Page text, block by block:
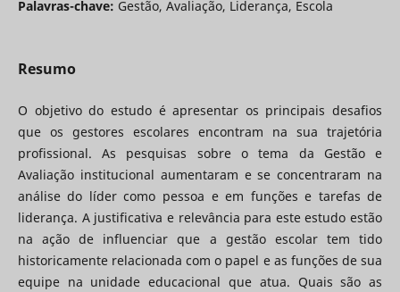
Palavras-chave: Gestão, Avaliação, Liderança, Escola
Resumo
O objetivo do estudo é apresentar os principais desafios
que os gestores escolares encontram na sua trajetória
profissional. As pesquisas sobre o tema da Gestão e
Avaliação institucional aumentaram e se concentraram na
análise do líder como pessoa e em funções e tarefas de
liderança. A justificativa e relevância para este estudo estão
na ação de influenciar que a gestão escolar tem tido
historicamente relacionada com o papel e as funções de sua
equipe na unidade educacional que atua. Quais são as